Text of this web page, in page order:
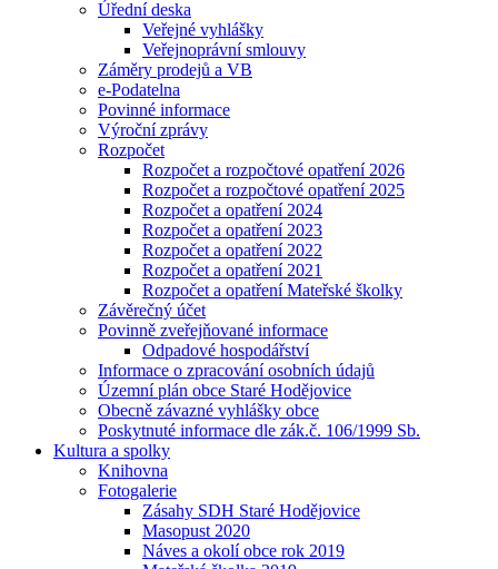
Úřední deska
Veřejné vyhlášky
Veřejnoprávní smlouvy
Záměry prodejů a VB
e-Podatelna
Povinné informace
Výroční zprávy
Rozpočet
Rozpočet a rozpočtové opatření 2026
Rozpočet a rozpočtové opatření 2025
Rozpočet a opatření 2024
Rozpočet a opatření 2023
Rozpočet a opatření 2022
Rozpočet a opatření 2021
Rozpočet a opatření Mateřské školky
Závěrečný účet
Povinně zveřejňované informace
Odpadové hospodářství
Informace o zpracování osobních údajů
Územní plán obce Staré Hodějovice
Obecně závazné vyhlášky obce
Poskytnuté informace dle zák.č. 106/1999 Sb.
Kultura a spolky
Knihovna
Fotogalerie
Zásahy SDH Staré Hodějovice
Masopust 2020
Náves a okolí obce rok 2019